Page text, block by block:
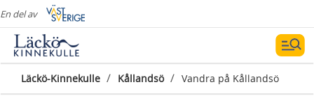
En del av
Läckö-Kinnekulle / Kållandsö / Vandra på Kållandsö